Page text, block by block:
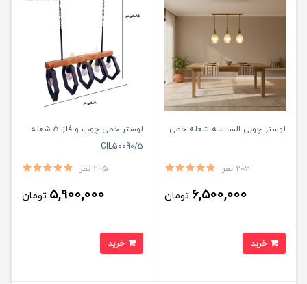
لوستر چوبی السا سه شعله خطی
206 نفر
6,500,000 تومان
لوستر خطی چوب و فلز 5 شعله
CIL50090/5
205 نفر
5,900,000 تومان